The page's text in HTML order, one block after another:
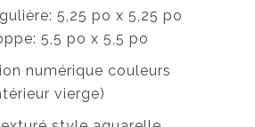
5,25 po x 5,25 po
5,5 po x 5,5 po
numérique couleurs
vierge)